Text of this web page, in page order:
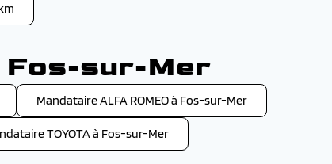
Fos-sur-Mer
Mandataire ALFA ROMEO à Fos-sur-Mer
TOYOTA à Fos-sur-Mer